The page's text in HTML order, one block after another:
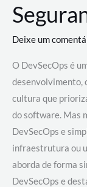
Deixe um
O DevSecOps é
desenvolvimento,
cultura que
do software. Mas
DevSecOps e
infraestrutura ou
aborda de forma
DevSecOps e